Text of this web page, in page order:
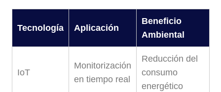
Tecnología Aplicación
Beneficio
Ambiental
IoT
Monitorización
en tiempo real
Reducción del
consumo
energético